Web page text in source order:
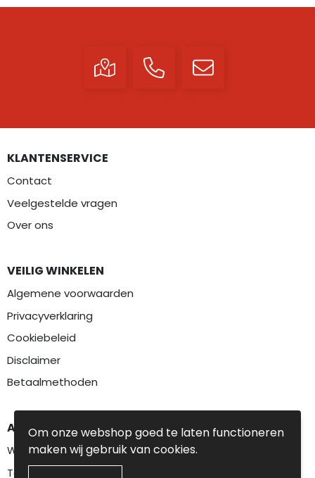
KLANTENSERVICE
Contact
Veelgestelde vragen
Over ons
VEILIG WINKELEN
Algemene voorwaarden
Privacyverklaring
Cookiebeleid
Disclaimer
Betaalmethoden
AANBEVOLEN CATEGORIEËN
Werkkleding
Textiel
Om onze webshop goed te laten functioneren
maken wij gebruik van cookies.